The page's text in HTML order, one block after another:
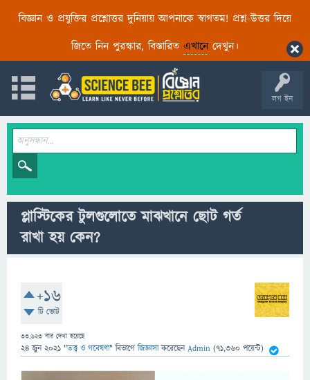
বিজ্ঞান ও প্রযুক্তির প্রশ্নোত্তর দুনিয়ায় আপনাকে স্বাগতম! প্রশ্ন-উত্তর দিয়ে
জিতে নিন পুরস্কার, বিস্তারিত এখানেদেখুন।
লগ ইন
প্লাস্টিকের টুলগুলোতে মাঝখানে ছোট গর্ত
রাখা হয় কেন?
+16
টি ভোট
33,623 বার দেখা হয়েছে
24 জুন 2021 "তত্ত্ব ও গবেষণা" বিভাগে জিজ্ঞাসাকরেছেনAdmin (71,360 পয়েন্ট)